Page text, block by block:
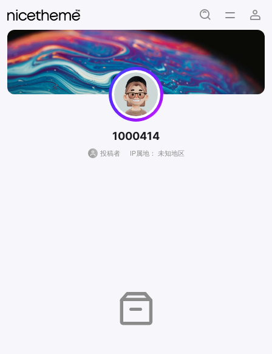
1000414
投稿者 IP属地： 未知地区